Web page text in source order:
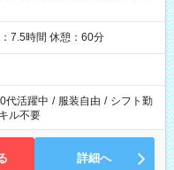
7.5時間 休憩：60分
代活躍中 / 服装自由 / シフト勤
ル不要
詳細へ